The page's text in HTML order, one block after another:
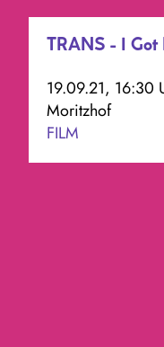
TRANS - I Got
19.09.21, 16:30
Moritzhof
FILM